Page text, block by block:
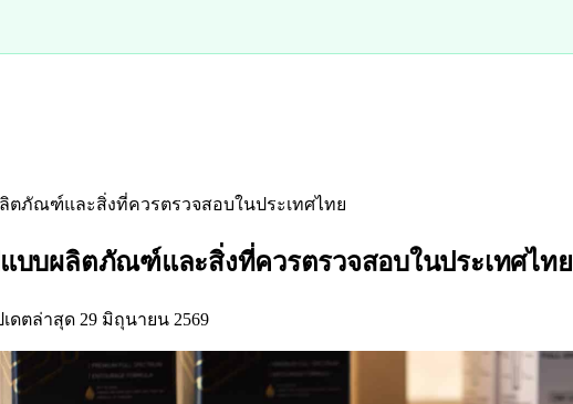
ตภัณฑ์และสิ่งที่ควรตรวจสอบในประเทศไทย
บบผลิตภัณฑ์และสิ่งที่ควรตรวจสอบในประเทศไทย
เดตล่าสุด 29 มิถุนายน 2569